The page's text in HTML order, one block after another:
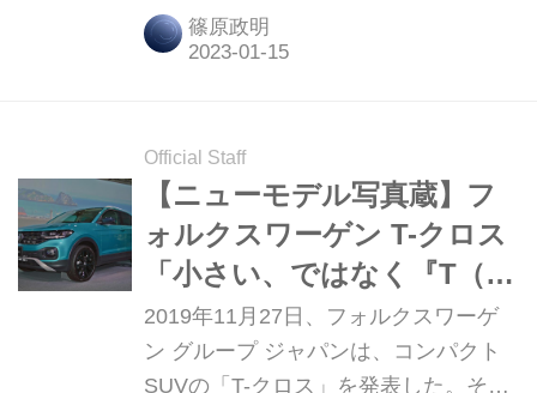
目しておきたい情報を紹介しておこ
う。
篠原政明
Official Staff
【ニューモデル写真蔵】フ
ォルクスワーゲン T-クロス
「小さい、ではなく『T（て
ぃー）さい』SUV」
2019年11月27日、フォルクスワーゲ
ン グループ ジャパンは、コンパクト
SUVの「T-クロス」を発表した。その